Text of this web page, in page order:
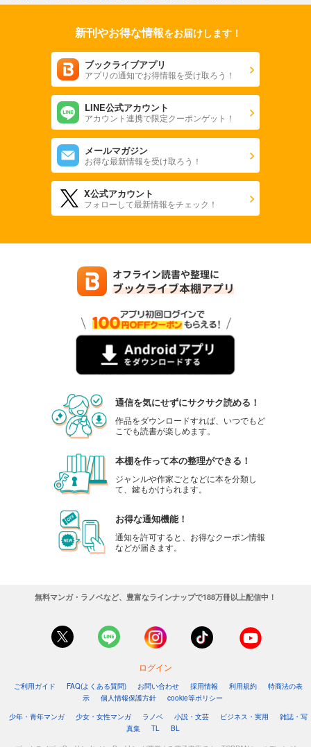
新刊やお得な情報をお届けします！
ブックライブアプリ
アプリの通知でお得情報を受け取ろう！
LINE公式アカウント
アカウント連携で限定クーポンゲット！
メールマガジン
お得な最新情報を受け取ろう！
X公式アカウント
フォローして最新情報をチェック！
通信を気にせずにサクサク読める！
作品をダウンロードすれば、いつでもど
こでも読書が楽しめます。
本棚を作って本の整理ができる！
ジャンルや作家ごとなどに本を分類し
て、鍵もかけられます。
お得な通知機能！
通知を許可すると、お得なクーポン情報
などが届きます。
無料マンガ・ラノベなど、豊富なラインナップで188万冊以上配信中！
ログイン
ご利用ガイド FAQ(よくある質問) お問い合わせ 採用情報 利用規約
特商法の表
示
個人情報保護方針
cookie等ポリシー
少年・青年マンガ
少女・女性マンガ ラノベ 小説・文芸 ビジネス・実用
雑誌・写
真集
TL BL